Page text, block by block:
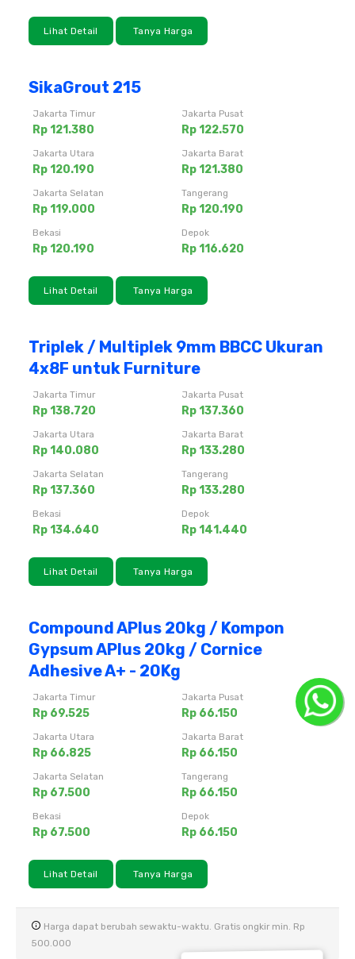
Lihat Detail Tanya Harga
SikaGrout 215
Jakarta Timur
Rp 121.380
Jakarta Pusat
Rp 122.570
Jakarta Utara
Rp 120.190
Jakarta Barat
Rp 121.380
Jakarta Selatan
Rp 119.000
Tangerang
Rp 120.190
Bekasi
Rp 120.190
Depok
Rp 116.620
Lihat Detail Tanya Harga
Triplek / Multiplek 9mm BBCC Ukuran
4x8F untuk Furniture
Jakarta Timur
Rp 138.720
Jakarta Pusat
Rp 137.360
Jakarta Utara
Rp 140.080
Jakarta Barat
Rp 133.280
Jakarta Selatan
Rp 137.360
Tangerang
Rp 133.280
Bekasi
Rp 134.640
Depok
Rp 141.440
Lihat Detail Tanya Harga
Compound APlus 20kg / Kompon
Gypsum APlus 20kg / Cornice
Adhesive A+ - 20Kg
Jakarta Timur
Rp 69.525
Jakarta Pusat
Rp 66.150
Jakarta Utara
Rp 66.825
Jakarta Barat
Rp 66.150
Jakarta Selatan
Rp 67.500
Tangerang
Rp 66.150
Bekasi
Rp 67.500
Depok
Rp 66.150
Lihat Detail Tanya Harga
Harga dapat berubah sewaktu-waktu. Gratis ongkir min. Rp
500.000